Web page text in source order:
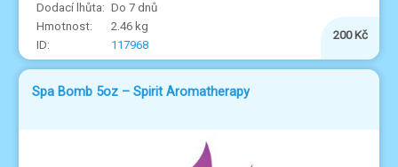
Do 7 dnů
2.46 kg
117968
200 Kč
Spa Bomb 5oz – Spirit Aromatherapy